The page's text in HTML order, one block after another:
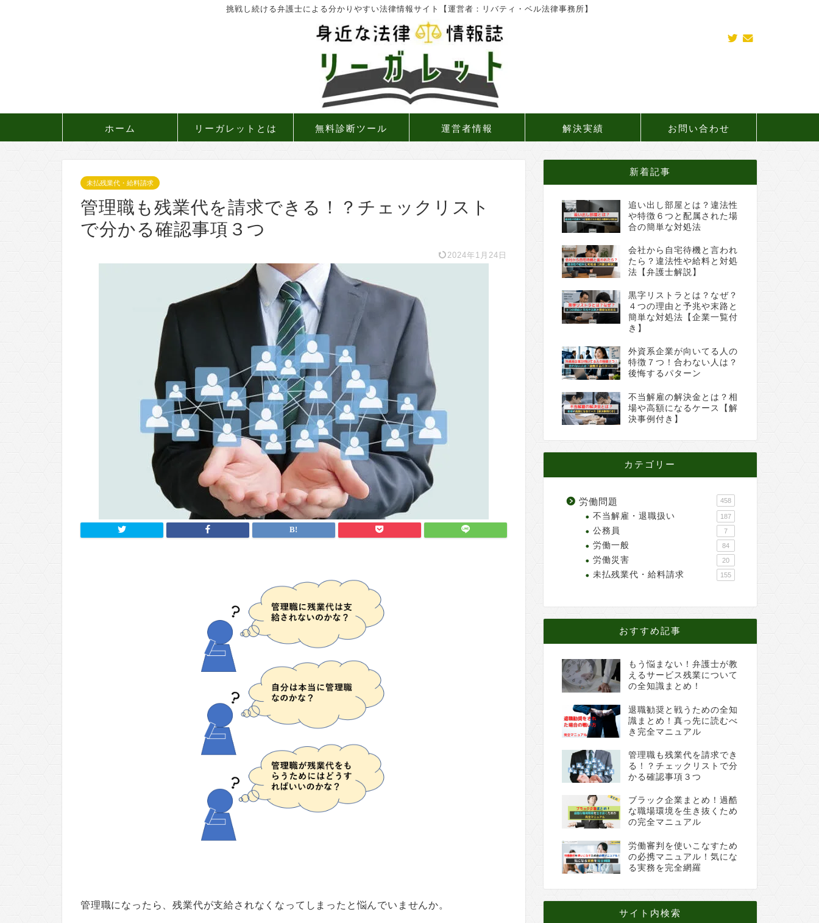
挑戦し続ける弁護士による分かりやすい法律情報サイト【運営者：リバティ・ベル法律事務所】
ホーム リーガレットとは 無料診断ツール 運営者情報 解決実績 お問い合わせ
未払残業代・給料請求
管理職も残業代を請求できる！？チェックリスト
で分かる確認事項３つ
2024年1月24日
管理職になったら、残業代が支給されなくなってしまったと悩んでいませんか。
新着記事
追い出し部屋とは？違法性
や特徴６つと配属された場
合の簡単な対処法
会社から自宅待機と言われ
たら？違法性や給料と対処
法【弁護士解説】
黒字リストラとは？なぜ？
４つの理由と予兆や末路と
簡単な対処法【企業一覧付
き】
外資系企業が向いてる人の
特徴７つ！合わない人は？
後悔するパターン
不当解雇の解決金とは？相
場や高額になるケース【解
決事例付き】
カテゴリー
労働問題 458
不当解雇・退職扱い 187
公務員 7
労働一般 84
労働災害 20
未払残業代・給料請求 155
おすすめ記事
もう悩まない！弁護士が教
えるサービス残業について
の全知識まとめ！
退職勧奨と戦うための全知
識まとめ！真っ先に読むべ
き完全マニュアル
管理職も残業代を請求でき
る！？チェックリストで分
かる確認事項３つ
ブラック企業まとめ！過酷
な職場環境を生き抜くため
の完全マニュアル
労働審判を使いこなすため
の必携マニュアル！気にな
る実務を完全網羅
サイト内検索